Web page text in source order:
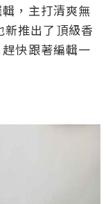
，主打清爽無
新推出了頂級香
快跟著編輯一